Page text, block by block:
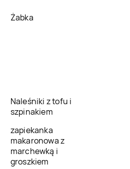
Żabka
Naleśniki z tofu i
szpinakiem
zapiekanka
makaronowa z
marchewką i
groszkiem